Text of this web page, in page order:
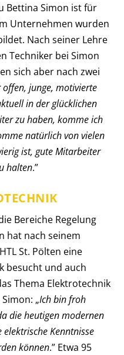
Bettina Simon ist für
Unternehmen wurden
Nach seiner Lehre
Techniker bei Simon
sich aber nach zwei
junge, motivierte
in der glücklichen
zu haben, komme ich
natürlich von vielen
ist, gute Mitarbeiter
halten.”
Bereiche Regelung
hat nach seinem
St. Pölten eine
besucht und auch
Thema Elektrotechnik
„Ich bin froh
die heutigen modernen
Kenntnisse
können.” Etwa 95